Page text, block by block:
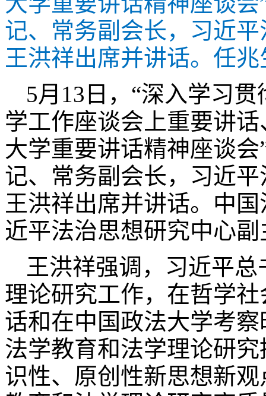
记、常务副会长，习近
王洪祥出席并讲话。任
5月13日，“深入学习
学工作座谈会上重要讲
大学重要讲话精神座谈
记、常务副会长，习近
王洪祥出席并讲话。中
近平法治思想研究中心
王洪祥强调，习近平
理论研究工作，在哲学
话和在中国政法大学考
法学教育和法学理论研
识性、原创性新思想新